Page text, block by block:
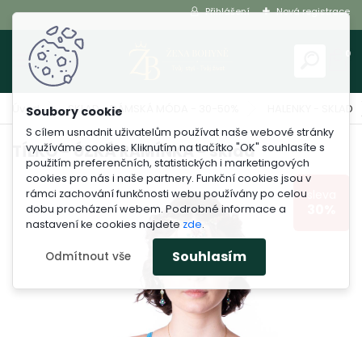
S cílem usnadnit uživatelům používat naše webové stránky
využíváme cookies. Kliknutím na tlačítko "OK" souhlasíte s
použitím preferenčních, statistických i marketingových
cookies pro nás i naše partnery. Funkční cookies jsou v
rámci zachování funkčnosti webu používány po celou
dobu procházení webem. Podrobné informace a
nastavení ke cookies najdete zde.
Odmítnout vše Souhlasím
Přihlášení Nová registrace
0
Úvod SKLAD - DÁMSKÁ MÓDA - 30-50% HALENKY - SKLAD
TÍLKO - ÚZKÁ RAMÍNKA - sklad